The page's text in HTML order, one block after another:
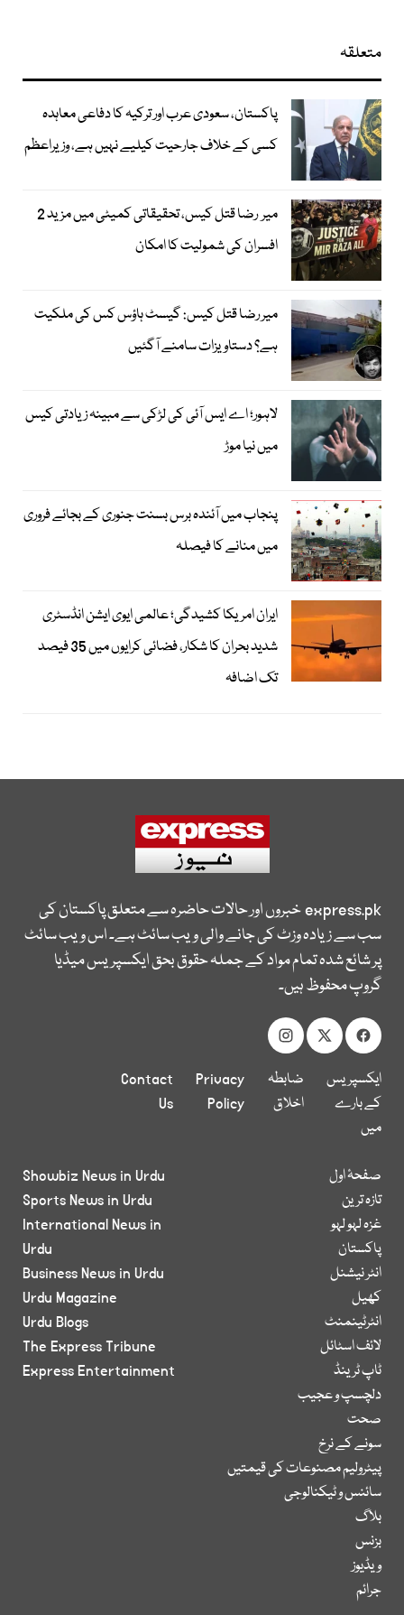
متعلقہ
پاکستان، سعودی عرب اور ترکیہ کا دفاعی معاہدہ
کسی کے خلاف جارحیت کیلیے نہیں ہے، وزیراعظم
میر رضا قتل کیس، تحقیقاتی کمیٹی میں مزید 2
افسران کی شمولیت کا امکان
میر رضا قتل کیس: گیسٹ ہاؤس کس کی ملکیت
ہے؟ دستاویزات سامنے آگئیں
لاہور؛ اے ایس آئی کی لڑکی سے مبینہ زیادتی کیس
میں نیا موڑ
پنجاب میں آئندہ برس بسنت جنوری کے بجائے فروری
میں منانے کا فیصلہ
ایران امریکا کشیدگی؛ عالمی ایوی ایشن انڈسٹری
شدید بحران کا شکار، فضائی کرایوں میں 35 فیصد
تک اضافہ
express.pkخبروں اور حالات حاضرہ سے متعلق پاکستان کی
سب سے زیادہ وزٹ کی جانے والی ویب سائٹ ہے۔ اس ویب سائٹ
پر شائع شدہ تمام مواد کے جملہ حقوق بحق ایکسپریس میڈیا
گروپ محفوظ ہیں۔
ایکسپریس
کے بارے
میں
ضابطہ
اخلاق
Privacy
Policy
Contact
Us
صفحۂ اول
تازہ ترین
غزہ لہو لہو
پاکستان
انٹر نیشنل
کھیل
انٹرٹینمنٹ
لائف اسٹائل
ٹاپ ٹرینڈ
دلچسپ و عجیب
صحت
سونے کے نرخ
پیٹرولیم مصنوعات کی قیمتیں
سائنس و ٹیکنالوجی
بلاگ
بزنس
ویڈیوز
جرائم
Showbiz News in Urdu
Sports News in Urdu
International News in
Urdu
Business News in Urdu
Urdu Magazine
Urdu Blogs
The Express Tribune
Express Entertainment